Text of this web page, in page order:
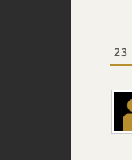
23